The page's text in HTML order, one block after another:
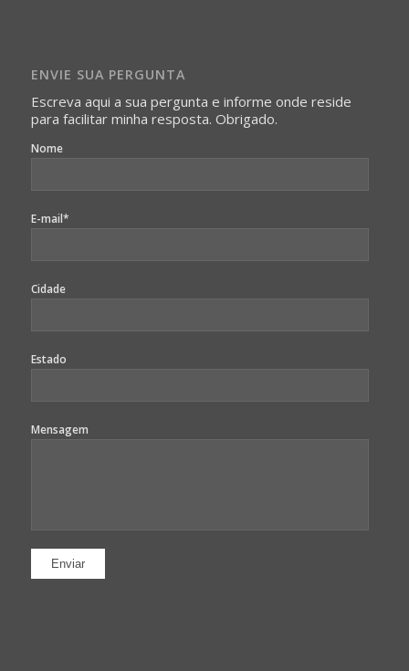
identificação da pessoa fotografada.
ENVIE SUA PERGUNTA
Escreva aqui a sua pergunta e informe onde reside
para facilitar minha resposta. Obrigado.
Nome
E-mail*
Cidade
Estado
Mensagem